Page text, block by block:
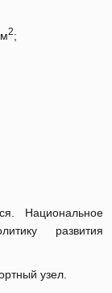
м2;
Национальное
развития
узел.